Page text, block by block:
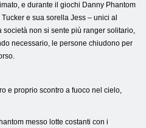
e durante il giochi Danny Phantom
e sua sorella Jess – unici al
non si sente più ranger solitario,
necessario, le persone chiudono per
e proprio scontro a fuoco nel cielo,
messo lotte costanti con i